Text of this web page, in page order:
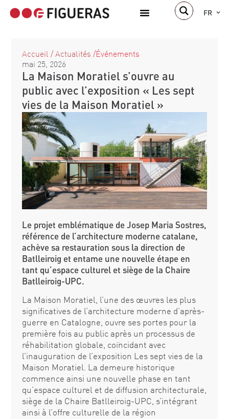
FR
Accueil /Actualités /Événements
mai 25, 2026
La Maison Moratiel s’ouvre au
public avec l’exposition « Les sept
vies de la Maison Moratiel »
Le projet emblématique de Josep Maria Sostres,
référence de l’architecture moderne catalane,
achève sa restauration sous la direction de
Batlleiroig et entame une nouvelle étape en
tant qu’espace culturel et siège de la Chaire
Batlleiroig-UPC.
La Maison Moratiel, l’une des œuvres les plus
significatives de l’architecture moderne d’après-
guerre en Catalogne, ouvre ses portes pour la
première fois au public après un processus de
réhabilitation globale, coïncidant avec
l’inauguration de l’exposition Les sept vies de la
Maison Moratiel. La demeure historique
commence ainsi une nouvelle phase en tant
qu’espace culturel et de diffusion architecturale,
siège de la Chaire Batlleiroig-UPC, s’intégrant
ainsi à l’offre culturelle de la région